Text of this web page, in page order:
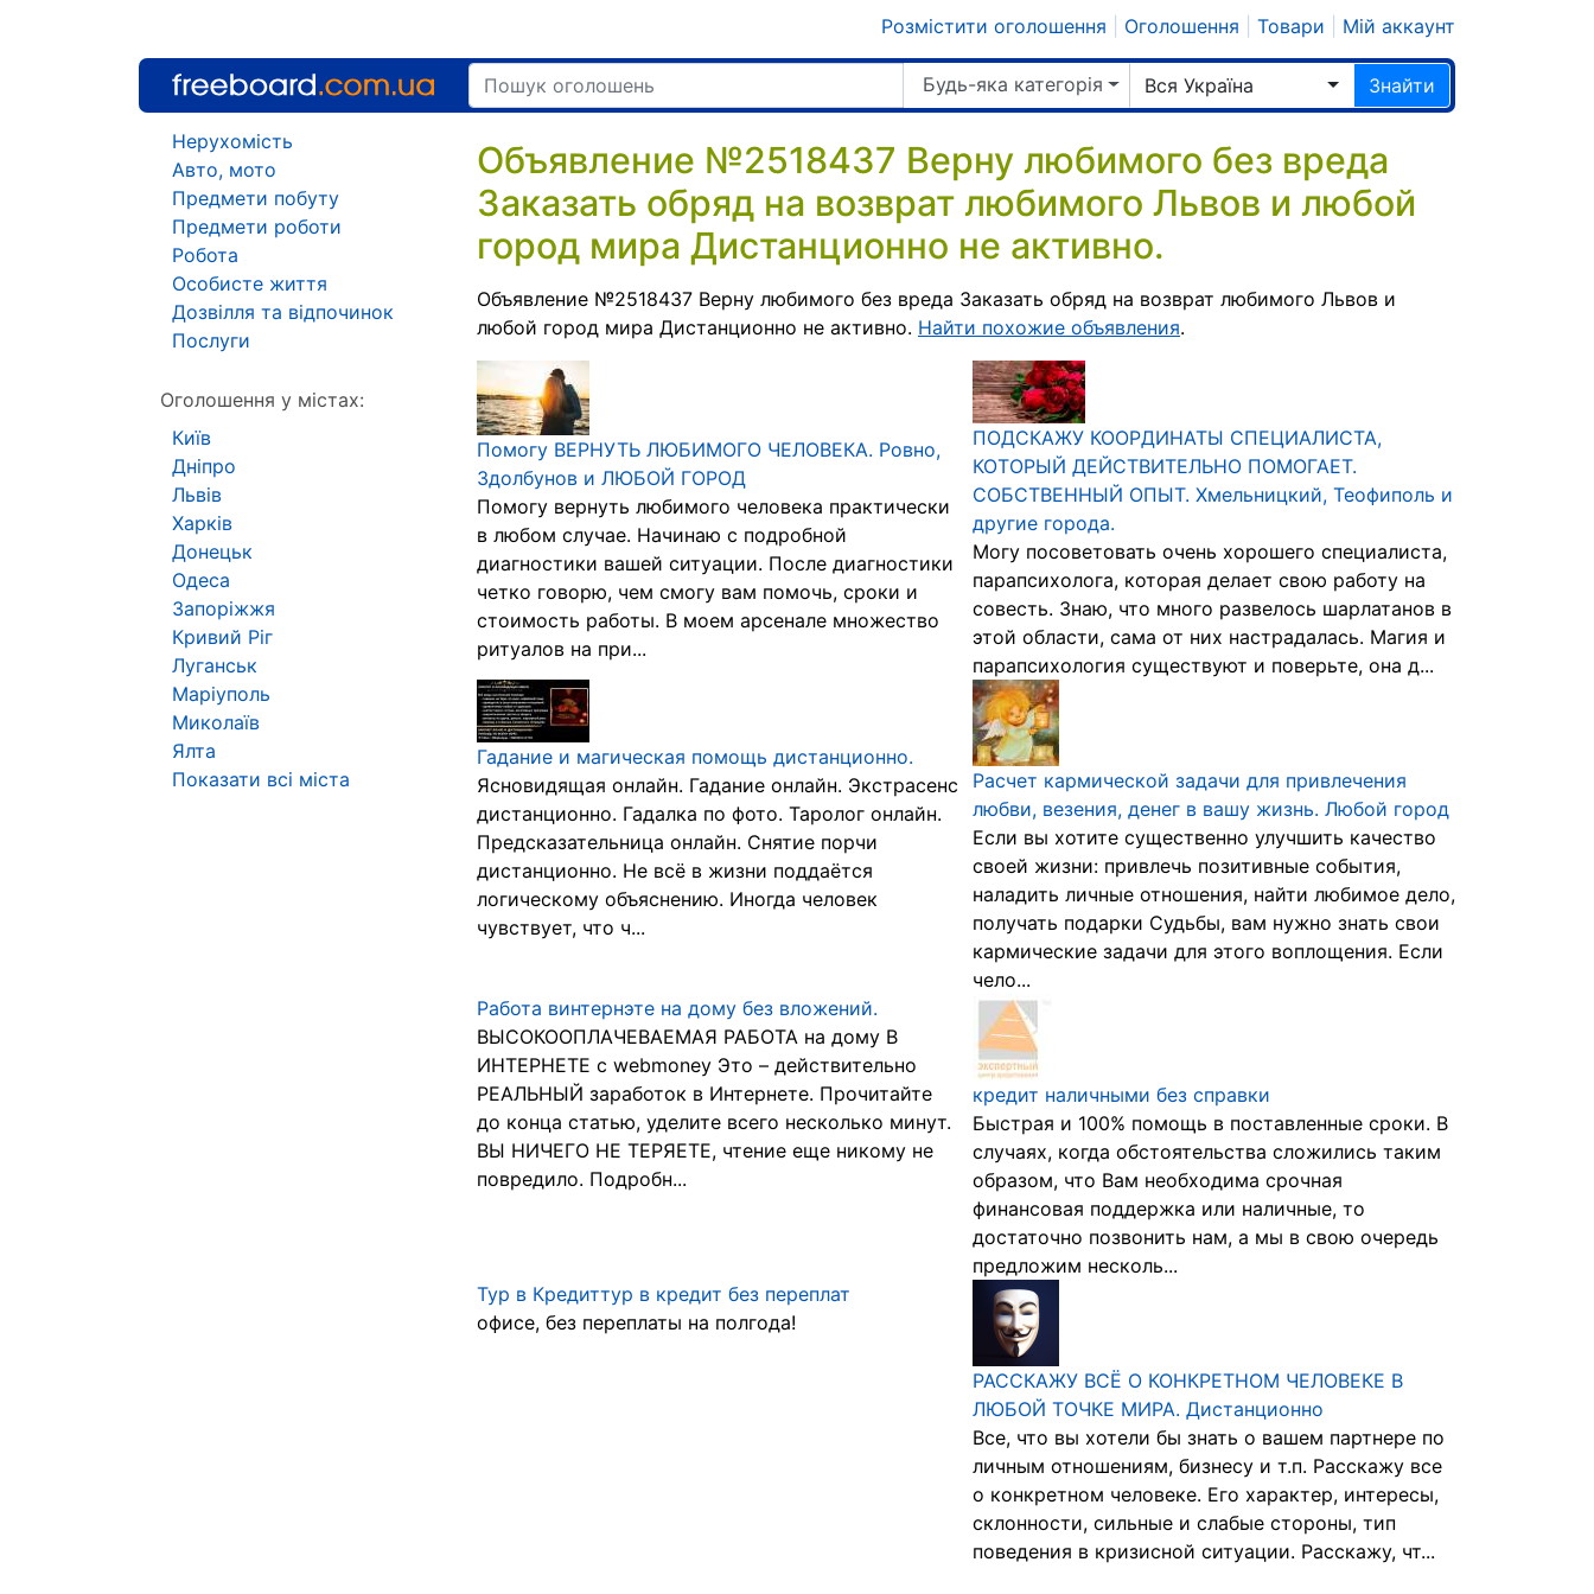
Розмістити оголошення Оголошення Товари Мій аккаунт
Будь-яка категорія Вся Україна Знайти
Объявление №2518437 Верну любимого без вреда
Заказать обряд на возврат любимого Львов и любой
город мира Дистанционно не активно.
Объявление №2518437 Верну любимого без вреда Заказать обряд на возврат любимого Львов и
любой город мира Дистанционно не активно. Найти похожие объявления.
Помогу ВЕРНУТЬ ЛЮБИМОГО ЧЕЛОВЕКА. Ровно,
Здолбунов и ЛЮБОЙ ГОРОД
Помогу вернуть любимого человека практически
в любом случае. Начинаю с подробной
диагностики вашей ситуации. После диагностики
четко говорю, чем смогу вам помочь, сроки и
стоимость работы. В моем арсенале множество
ритуалов на при...
ПОДСКАЖУ КООРДИНАТЫ СПЕЦИАЛИСТА,
КОТОРЫЙ ДЕЙСТВИТЕЛЬНО ПОМОГАЕТ.
СОБСТВЕННЫЙ ОПЫТ. Хмельницкий, Теофиполь и
другие города.
Могу посоветовать очень хорошего специалиста,
парапсихолога, которая делает свою работу на
совесть. Знаю, что много развелось шарлатанов в
этой области, сама от них настрадалась. Магия и
парапсихология существуют и поверьте, она д...
Гадание и магическая помощь дистанционно.
Ясновидящая онлайн. Гадание онлайн. Экстрасенс
дистанционно. Гадалка по фото. Таролог онлайн.
Предсказательница онлайн. Снятие порчи
дистанционно. Не всё в жизни поддаётся
логическому объяснению. Иногда человек
чувствует, что ч...
Расчет кармической задачи для привлечения
любви, везения, денег в вашу жизнь. Любой город
Если вы хотите существенно улучшить качество
своей жизни: привлечь позитивные события,
наладить личные отношения, найти любимое дело,
получать подарки Судьбы, вам нужно знать свои
кармические задачи для этого воплощения. Если
чело...
Работа винтернэте на дому без вложений.
ВЫСОКООПЛАЧЕВАЕМАЯ РАБОТА на дому В
ИНТЕРНЕТЕ с webmoney Это – действительно
РЕАЛЬНЫЙ заработок в Интернете. Прочитайте
до конца статью, уделите всего несколько минут.
ВЫ НИЧЕГО НЕ ТЕРЯЕТЕ, чтение еще никому не
повредило. Подробн...
кредит наличными без справки
Быстрая и 100% помощь в поставленные сроки. В
случаях, когда обстоятельства сложились таким
образом, что Вам необходима срочная
финансовая поддержка или наличные, то
достаточно позвонить нам, а мы в свою очередь
предложим несколь...
Тур в Кредиттур в кредит без переплат
офисе, без переплаты на полгода!
РАССКАЖУ ВСЁ О КОНКРЕТНОМ ЧЕЛОВЕКЕ В
ЛЮБОЙ ТОЧКЕ МИРА. Дистанционно
Все, что вы хотели бы знать о вашем партнере по
личным отношениям, бизнесу и т.п. Расскажу все
о конкретном человеке. Его характер, интересы,
склонности, сильные и слабые стороны, тип
поведения в кризисной ситуации. Расскажу, чт...
Нерухомість
Авто, мото
Предмети побуту
Предмети роботи
Робота
Особисте життя
Дозвілля та відпочинок
Послуги
Оголошення у містах:
Київ
Дніпро
Львів
Харків
Донецьк
Одеса
Запоріжжя
Кривий Ріг
Луганськ
Маріуполь
Миколаїв
Ялта
Показати всі міста